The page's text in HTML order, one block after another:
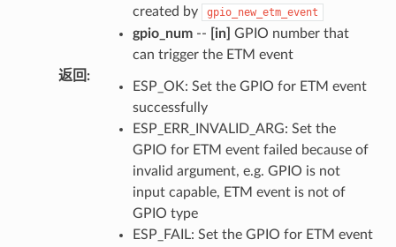
created by
gpio_new_etm_event
gpio_num-- [in] GPIO number that
can trigger the ETM event
返回:
ESP_OK: Set the GPIO for ETM event
successfully
ESP_ERR_INVALID_ARG: Set the
GPIO for ETM event failed because of
invalid argument, e.g. GPIO is not
input capable, ETM event is not of
GPIO type
ESP_FAIL: Set the GPIO for ETM event